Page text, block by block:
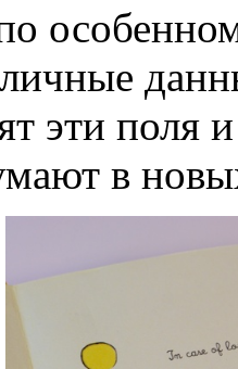
эти поля
в